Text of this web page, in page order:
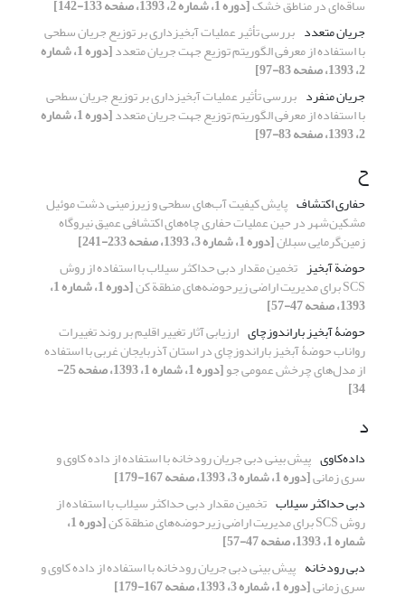
ساقه‌ای در مناطق خشک[دوره 1، شماره 2، 1393، صفحه 133-142]
جریان متعدد بررسی تأثیر عملیات آبخیزداری بر توزیع جریان سطحی
با استفاده از معرفی الگوریتم توزیع جهت جریان متعدد [دوره 1، شماره
2، 1393، صفحه 83-97]
جریان منفرد بررسی تأثیر عملیات آبخیزداری بر توزیع جریان سطحی
با استفاده از معرفی الگوریتم توزیع جهت جریان متعدد [دوره 1، شماره
2، 1393، صفحه 83-97]
ح
حفاری اکتشاف پایش کیفیت آب‌های سطحی و زیرزمینی دشت موئیل
مشکین‌شهر در حین عملیات حفاری چاه‌های اکتشافی عمیق نیروگاه
زمین‌گرمایی سبلان[دوره 1، شماره 3، 1393، صفحه 233-241]
حوضة آبخیز تخمین مقدار دبی حداکثر سیلاب با استفاده از روش
SCS برای مدیریت اراضی زیرحوضه‌های منطقة کن [دوره 1، شماره 1،
1393، صفحه 47-57]
حوضۀ آبخیز باراندوزچای ارزیابی آثار تغییر اقلیم بر روند تغییرات
رواناب حوضۀ آبخیز باراندوزچای در استان آذربایجان غربی با استفاده
از مدل‌های چرخش عمومی جو [دوره 1، شماره 1، 1393، صفحه 25-
34]
د
داده‌کاوی پیش بینی دبی جریان رودخانه با استفاده از داده کاوی و
سری زمانی[دوره 1، شماره 3، 1393، صفحه 167-179]
دبی حداکثر سیلاب تخمین مقدار دبی حداکثر سیلاب با استفاده از
روش SCS برای مدیریت اراضی زیرحوضه‌های منطقة کن [دوره 1،
شماره 1، 1393، صفحه 47-57]
دبی رودخانه پیش بینی دبی جریان رودخانه با استفاده از داده کاوی و
سری زمانی[دوره 1، شماره 3، 1393، صفحه 167-179]